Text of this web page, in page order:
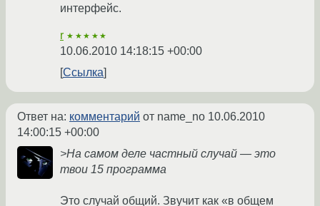
интерфейс.
r ★★★★★
10.06.2010 14:18:15 +00:00
Ссылка
Ответ на: комментарий от name_no 10.06.2010
14:00:15 +00:00
>На самом деле частный случай — это
твои 15 программа
Это случай общий. Звучит как «в общем